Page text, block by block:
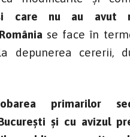
care nu au avut
se face în
depunerea cererii,
primarilor
şi cu avizul